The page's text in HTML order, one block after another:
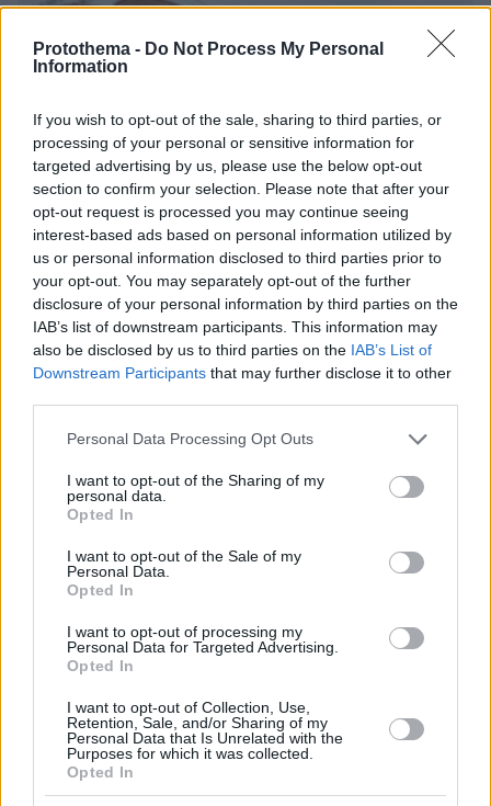
Protothema - Do Not Process My Personal
Information
If you wish to opt-out of the sale, sharing to third parties, or
processing of your personal or sensitive information for
targeted advertising by us, please use the below opt-out
section to confirm your selection. Please note that after your
opt-out request is processed you may continue seeing
interest-based ads based on personal information utilized by
us or personal information disclosed to third parties prior to
your opt-out. You may separately opt-out of the further
disclosure of your personal information by third parties on the
IAB’s list of downstream participants. This information may
also be disclosed by us to third parties on the IAB’s List of
Downstream Participants that may further disclose it to other
Please note that this website/app uses one or more Google
not limited to your visit or usage behaviour. You may click to
grant or deny consent to Google and its third-party tags to
use your data for below specified purposes in below Google
consent section.
Personal Data Processing Opt Outs
I want to opt-out of the Sharing of my
personal data.
Opted In
I want to opt-out of the Sale of my
Personal Data.
Opted In
I want to opt-out of processing my
Personal Data for Targeted Advertising.
Opted In
I want to opt-out of Collection, Use,
Retention, Sale, and/or Sharing of my
Personal Data that Is Unrelated with the
Purposes for which it was collected.
Opted In
Σταθερά ή μειωμένα τα περισσότερα τιμολόγια
ρεύματος για τον Οκτώβριο
Οι προμηθευτές που έχουν τα μεγαλύτερα μερίδια
αγοράς απορρόφησαν τις αυξήσεις στις χονδρικές
τιμές της ενέργειας
Την Τετάρτη ανακοινώνονται οι τιμές για τα «πράσινα»
τιμολόγια ρεύματος - Παπασταύρου: «Αν χρειαστεί θα
29.09.2025, 15:09 1